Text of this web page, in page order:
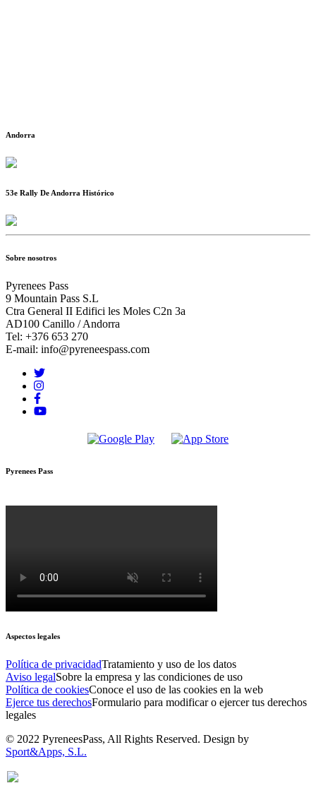
Andorra
53e Rally De Andorra Histórico
Sobre nosotros
Pyrenees Pass
9 Mountain Pass S.L
Ctra General II Edifici les Moles C2n 3a
AD100 Canillo / Andorra
Tel: +376 653 270
E-mail: info@pyreneespass.com
Pyrenees Pass
Aspectos legales
Política de privacidadTratamiento y uso de los datos
Aviso legalSobre la empresa y las condiciones de uso
Política de cookiesConoce el uso de las cookies en la web
Ejerce tus derechosFormulario para modificar o ejercer tus derechos
legales
© 2022 PyreneesPass, All Rights Reserved. Design by
Sport&Apps, S.L.